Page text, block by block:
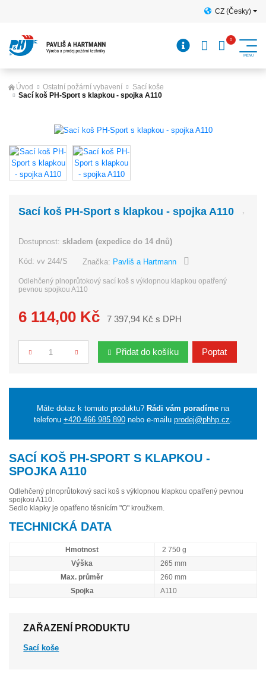
CZ (Česky)
Úvod Ostatní požární vybavení
Sací koše
Sací koš PH-Sport s klapkou - spojka A110
Sací koš PH-Sport s klapkou - spojka A110
Dostupnost:skladem (expedice do 14 dnů)
Kód:vv 244/S Značka: Pavliš a Hartmann
Odlehčený plnoprůtokový sací koš s výklopnou klapkou opatřený
pevnou spojkou A110
6 114,00 Kč 7 397,94 Kč s DPH
Počet Přidat do košíku Poptat
Máte dotaz k tomuto produktu? Rádi vám poradíme na
telefonu +420 466 985 890 nebo e-mailu prodej@phhp.cz
SACÍ KOŠ PH-SPORT S KLAPKOU -
SPOJKA A110
Odlehčený plnoprůtokový sací koš s výklopnou klapkou opatřený pevnou
spojkou A110.
Sedlo klapky je opatřeno těsnícím "O" kroužkem.
TECHNICKÁ DATA
Hmotnost
2 750 g
Výška
265 mm
Max. průměr
260 mm
Spojka
A110
ZAŘAZENÍ PRODUKTU
Sací koše